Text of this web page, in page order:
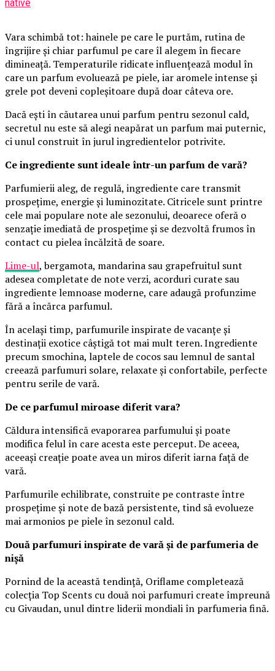
native
Vara schimbă tot: hainele pe care le purtăm, rutina de
îngrijire și chiar parfumul pe care îl alegem în fiecare
dimineață. Temperaturile ridicate influențează modul în
care un parfum evoluează pe piele, iar aromele intense și
grele pot deveni copleșitoare după doar câteva ore.
Dacă ești în căutarea unui parfum pentru sezonul cald,
secretul nu este să alegi neapărat un parfum mai puternic,
ci unul construit în jurul ingredientelor potrivite.
Ce ingrediente sunt ideale într-un parfum de vară?
Parfumierii aleg, de regulă, ingrediente care transmit
prospețime, energie și luminozitate. Citricele sunt printre
cele mai populare note ale sezonului, deoarece oferă o
senzație imediată de prospețime și se dezvoltă frumos în
contact cu pielea încălzită de soare.
Lime-ul, bergamota, mandarina sau grapefruitul sunt
adesea completate de note verzi, acorduri curate sau
ingrediente lemnoase moderne, care adaugă profunzime
fără a încărca parfumul.
În același timp, parfumurile inspirate de vacanțe și
destinații exotice câștigă tot mai mult teren. Ingrediente
precum smochina, laptele de cocos sau lemnul de santal
creează parfumuri solare, relaxate și confortabile, perfecte
pentru serile de vară.
De ce parfumul miroase diferit vara?
Căldura intensifică evaporarea parfumului și poate
modifica felul în care acesta este perceput. De aceea,
aceeași creație poate avea un miros diferit iarna față de
vară.
Parfumurile echilibrate, construite pe contraste între
prospețime și note de bază persistente, tind să evolueze
mai armonios pe piele în sezonul cald.
Două parfumuri inspirate de vară și de parfumeria de
nișă
Pornind de la această tendință, Oriflame completează
colecția Top Scents cu două noi parfumuri create împreună
cu Givaudan, unul dintre liderii mondiali în parfumeria fină.